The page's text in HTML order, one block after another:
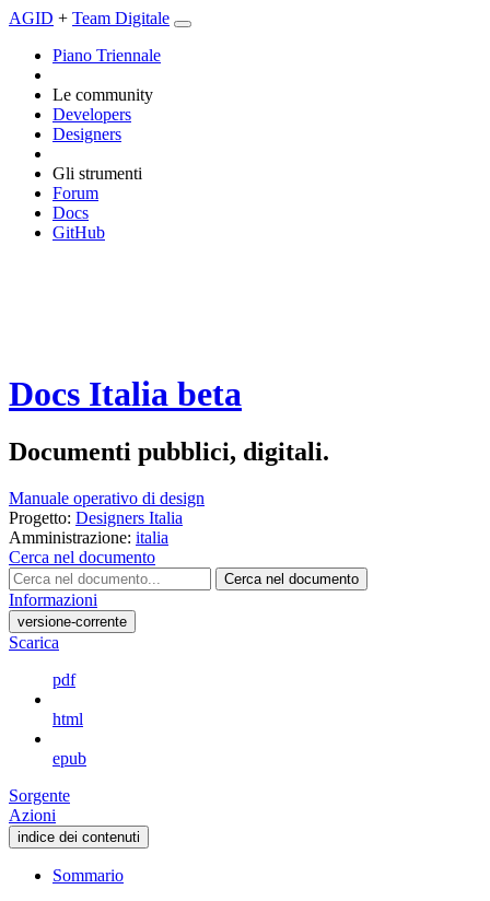
AGID + Team Digitale
Piano Triennale
Le community
Developers
Designers
Gli strumenti
Forum
Docs
GitHub
Docs Italia beta
Documenti pubblici, digitali.
Manuale operativo di design
Progetto: Designers Italia
Amministrazione: italia
Cerca nel documento
Cerca nel documento
Informazioni
versione-corrente
Scarica
pdf
html
epub
Sorgente
Azioni
indice dei contenuti
Sommario